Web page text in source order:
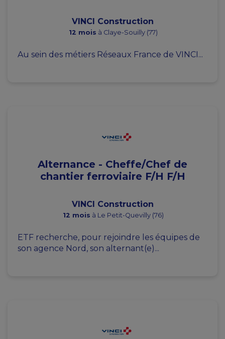
VINCI Construction
12 mois à Claye-Souilly (77)
Au sein des métiers Réseaux France de VINCI...
Alternance - Cheffe/Chef de
chantier ferroviaire F/H F/H
VINCI Construction
12 mois à Le Petit-Quevilly (76)
ETF recherche, pour rejoindre les équipes de
son agence Nord, son alternant(e)...